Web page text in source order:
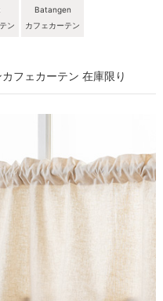
ン
Batangen
カフェカーテン
フェカーテン 在庫限り